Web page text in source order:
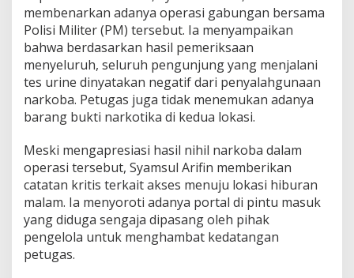
membenarkan adanya operasi gabungan bersama
Polisi Militer (PM) tersebut. Ia menyampaikan
bahwa berdasarkan hasil pemeriksaan
menyeluruh, seluruh pengunjung yang menjalani
tes urine dinyatakan negatif dari penyalahgunaan
narkoba. Petugas juga tidak menemukan adanya
barang bukti narkotika di kedua lokasi.
Meski mengapresiasi hasil nihil narkoba dalam
operasi tersebut, Syamsul Arifin memberikan
catatan kritis terkait akses menuju lokasi hiburan
malam. Ia menyoroti adanya portal di pintu masuk
yang diduga sengaja dipasang oleh pihak
pengelola untuk menghambat kedatangan
petugas.